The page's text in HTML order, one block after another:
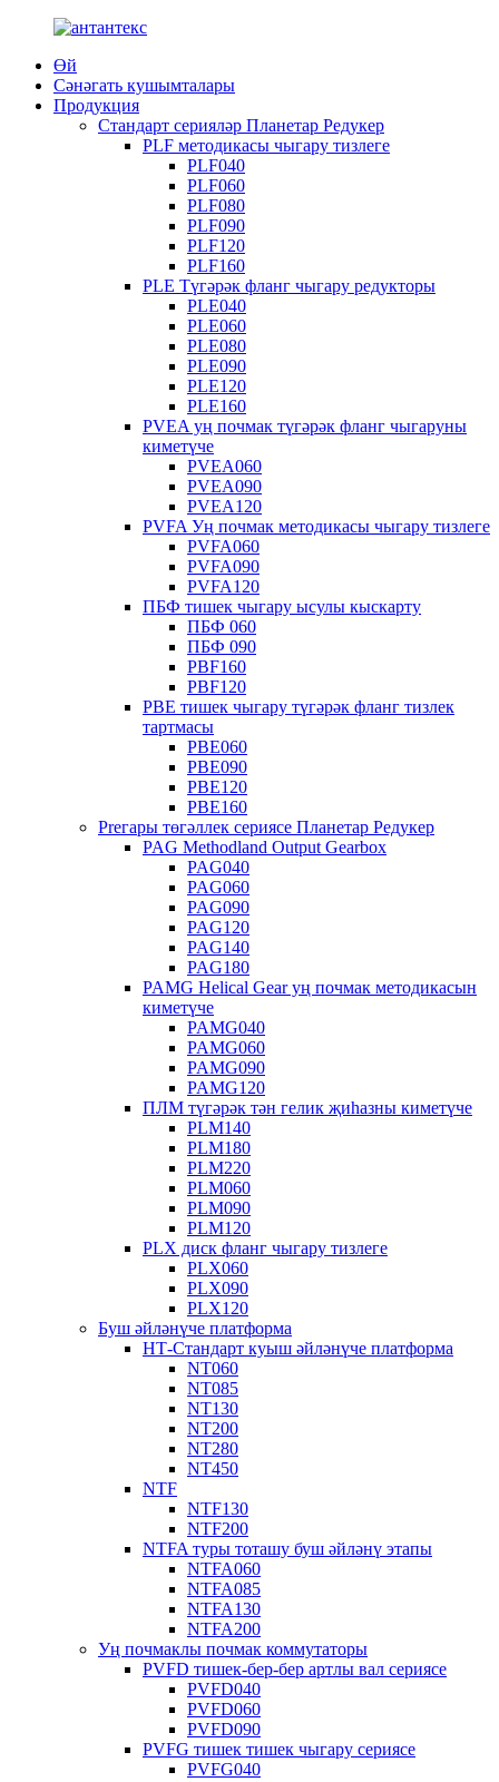
Өй
Сәнәгать кушымталары
Продукция
Стандарт серияләр Планетар Редукер
PLF методикасы чыгару тизлеге
PLF040
PLF060
PLF080
PLF090
PLF120
PLF160
PLE Түгәрәк фланг чыгару редукторы
PLE040
PLE060
PLE080
PLE090
PLE120
PLE160
PVEA уң почмак түгәрәк фланг чыгаруны
киметүче
PVEA060
PVEA090
PVEA120
PVFA Уң почмак методикасы чыгару тизлеге
PVFA060
PVFA090
PVFA120
ПБФ тишек чыгару ысулы кыскарту
ПБФ 060
ПБФ 090
PBF160
PBF120
PBE тишек чыгару түгәрәк фланг тизлек
тартмасы
PBE060
PBE090
PBE120
PBE160
Preгары төгәллек сериясе Планетар Редукер
PAG Methodland Output Gearbox
PAG040
PAG060
PAG090
PAG120
PAG140
PAG180
PAMG Helical Gear уң почмак методикасын
киметүче
PAMG040
PAMG060
PAMG090
PAMG120
ПЛМ түгәрәк тән гелик җиһазны киметүче
PLM140
PLM180
PLM220
PLM060
PLM090
PLM120
PLX диск фланг чыгару тизлеге
PLX060
PLX090
PLX120
Буш әйләнүче платформа
НТ-Стандарт куыш әйләнүче платформа
NT060
NT085
NT130
NT200
NT280
NT450
NTF
NTF130
NTF200
NTFA туры тоташу буш әйләнү этапы
NTFA060
NTFA085
NTFA130
NTFA200
Уң почмаклы почмак коммутаторы
PVFD тишек-бер-бер артлы вал сериясе
PVFD040
PVFD060
PVFD090
PVFG тишек тишек чыгару сериясе
PVFG040